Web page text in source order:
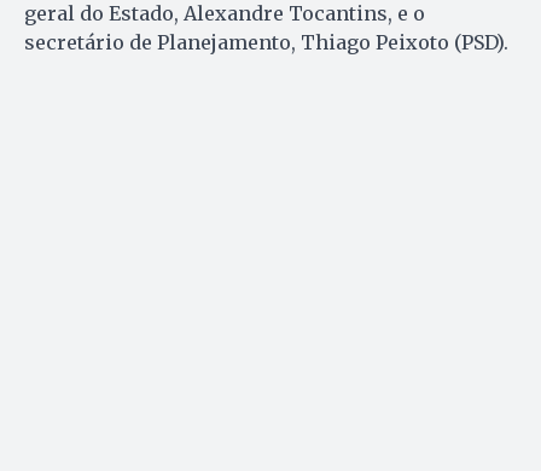
geral do Estado, Alexandre Tocantins, e o
secretário de Planejamento, Thiago Peixoto (PSD).